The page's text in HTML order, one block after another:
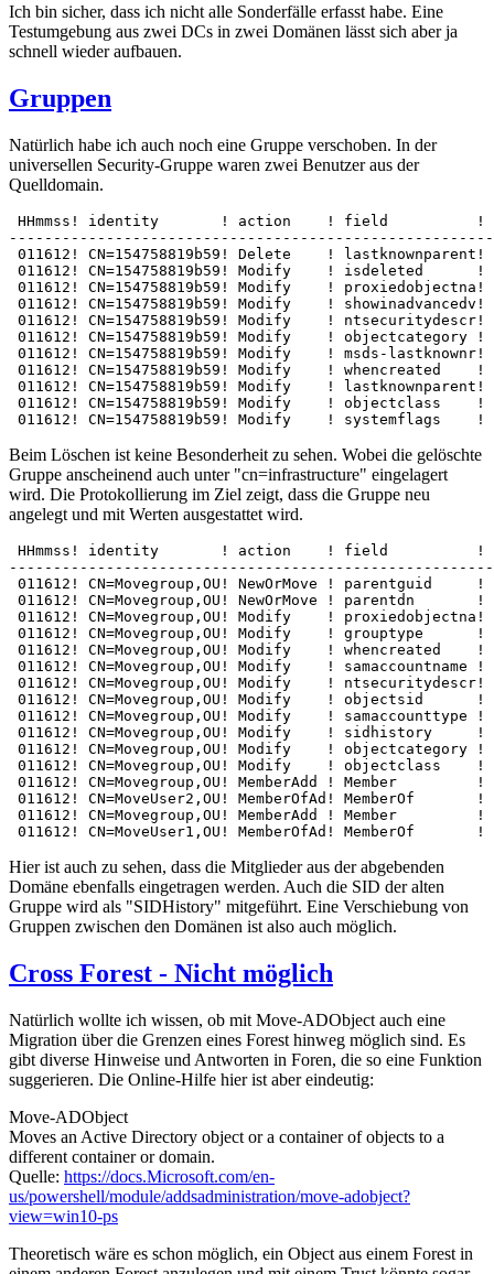
Ich bin sicher, dass ich nicht alle Sonderfälle erfasst habe. Eine
Testumgebung aus zwei DCs in zwei Domänen lässt sich aber ja
schnell wieder aufbauen.
Gruppen
Natürlich habe ich auch noch eine Gruppe verschoben. In der
universellen Security-Gruppe waren zwei Benutzer aus der
Quelldomain.
HHmmss! identity       ! action    ! field          !
011612! CN=154758819b59! Delete    ! lastknownparent!
011612! CN=154758819b59! Modify    ! isdeleted      !
011612! CN=154758819b59! Modify    ! proxiedobjectna!
011612! CN=154758819b59! Modify    ! showinadvancedv!
011612! CN=154758819b59! Modify    ! ntsecuritydescr!
011612! CN=154758819b59! Modify    ! objectcategory !
011612! CN=154758819b59! Modify    ! msds-lastknownr!
011612! CN=154758819b59! Modify    ! whencreated    !
011612! CN=154758819b59! Modify    ! lastknownparent!
011612! CN=154758819b59! Modify    ! objectclass
011612! CN=154758819b59! Modify    ! systemflags    !
Beim Löschen ist keine Besonderheit zu sehen. Wobei die gelöschte
Gruppe anscheinend auch unter "cn=infrastructure" eingelagert
wird. Die Protokollierung im Ziel zeigt, dass die Gruppe neu
angelegt und mit Werten ausgestattet wird.
HHmmss! identity       ! action    ! field          !
011612! CN=Movegroup,OU! NewOrMove ! parentguid
011612! CN=Movegroup,OU! NewOrMove ! parentdn       !
011612! CN=Movegroup,OU! Modify    ! proxiedobjectna!
011612! CN=Movegroup,OU! Modify    ! grouptype      ! -
011612! CN=Movegroup,OU! Modify    ! whencreated    !
011612! CN=Movegroup,OU! Modify    ! samaccountname !
011612! CN=Movegroup,OU! Modify    ! ntsecuritydescr!
011612! CN=Movegroup,OU! Modify    ! objectsid      !
011612! CN=Movegroup,OU! Modify    ! samaccounttype !
011612! CN=Movegroup,OU! Modify    ! sidhistory     !
011612! CN=Movegroup,OU! Modify    ! objectcategory !
011612! CN=Movegroup,OU! Modify    ! objectclass    !
011612! CN=Movegroup,OU! MemberAdd ! Member         !
011612! CN=MoveUser2,OU! MemberOfAd! MemberOf       !
011612! CN=Movegroup,OU! MemberAdd ! Member         !
011612! CN=MoveUser1,OU! MemberOfAd! MemberOf       !
Hier ist auch zu sehen, dass die Mitglieder aus der abgebenden
Domäne ebenfalls eingetragen werden. Auch die SID der alten
Gruppe wird als "SIDHistory" mitgeführt. Eine Verschiebung von
Gruppen zwischen den Domänen ist also auch möglich.
Cross Forest - Nicht möglich
Natürlich wollte ich wissen, ob mit Move-ADObject auch eine
Migration über die Grenzen eines Forest hinweg möglich sind. Es
gibt diverse Hinweise und Antworten in Foren, die so eine Funktion
suggerieren. Die Online-Hilfe hier ist aber eindeutig:
Move-ADObject
Moves an Active Directory object or a container of objects to a
different container or domain.
Quelle: https://docs.Microsoft.com/en-
us/powershell/module/addsadministration/move-adobject?
view=win10-ps
Theoretisch wäre es schon möglich, ein Object aus einem Forest in